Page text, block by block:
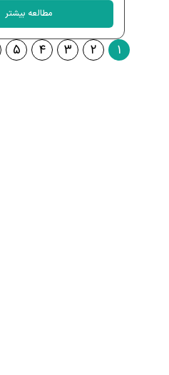
مطالعه بیشتر
۱ ۲ ۳ ۴ ۵